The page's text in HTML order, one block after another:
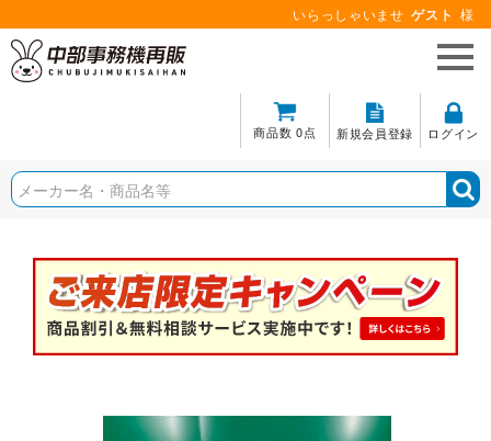
いらっしゃいませ ゲスト 様
新規会員登録 ログイン
商品数 0点